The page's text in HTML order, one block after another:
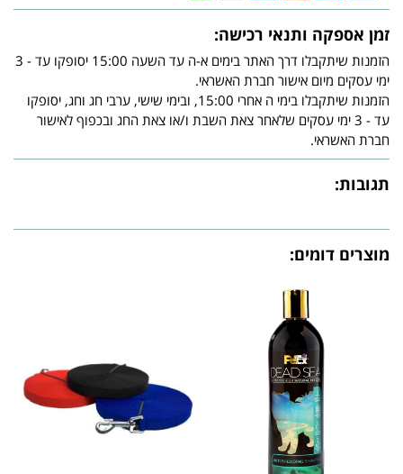
זמן אספקה ותנאי רכישה:
הזמנות שיתקבלו דרך האתר בימים א-ה עד השעה 15:00 יסופקו עד - 3
ימי עסקים מיום אישור חברת האשראי.
הזמנות שיתקבלו בימי ה אחרי 15:00, ובימי שישי, ערבי חג וחג, יסופקו
עד - 3 ימי עסקים שלאחר צאת השבת ו/או צאת החג ובכפוף לאישור
חברת האשראי.
תגובות:
מוצרים דומים: